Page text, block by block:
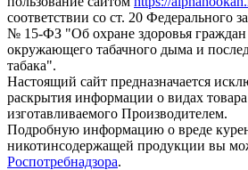
соответствии со ст. 20 Федерального
№ 15-ФЗ "Об охране здоровья граждан
окружающего табачного дыма и
табака".
Настоящий сайт предназначается
раскрытия информации о видах
изготавливаемого Производителем.
Подробную информацию о вреде
никотинсодержащей продукции вы
Роспотребнадзора.